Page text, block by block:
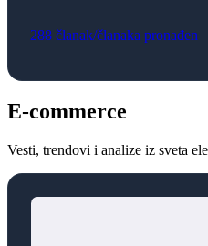
288 članak/članaka pronađen
E-commerce
Vesti, trendovi i analize iz sveta